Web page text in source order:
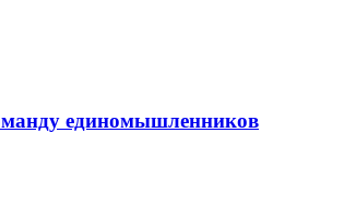
единомышленников